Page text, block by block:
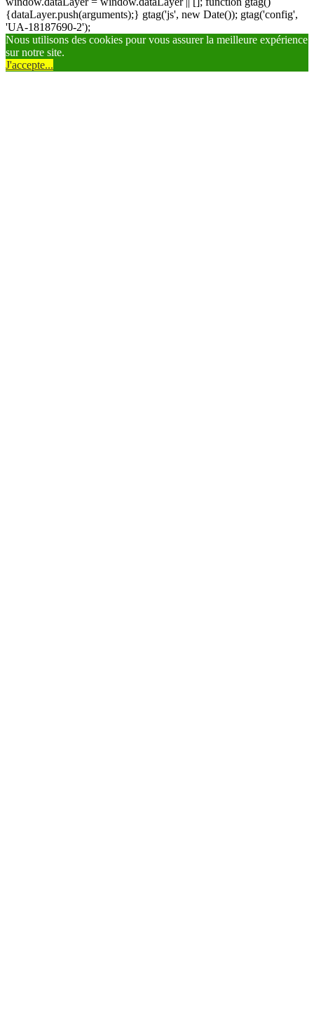
{dataLayer.push(arguments);} gtag('js', new Date()); gtag('config',
'UA-18187690-2');
Nous utilisons des cookies pour vous assurer la meilleure expérience
sur notre site.
J'accepte...